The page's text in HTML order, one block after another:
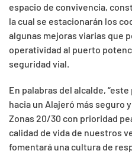
espacio de convivencia,
la cual se estacionarán los
algunas mejoras viarias que
operatividad al puerto
seguridad vial.
En palabras del alcalde,
hacia un Alajeró más seguro
Zonas 20/30 con prioridad
calidad de vida de nuestros
fomentará una cultura de